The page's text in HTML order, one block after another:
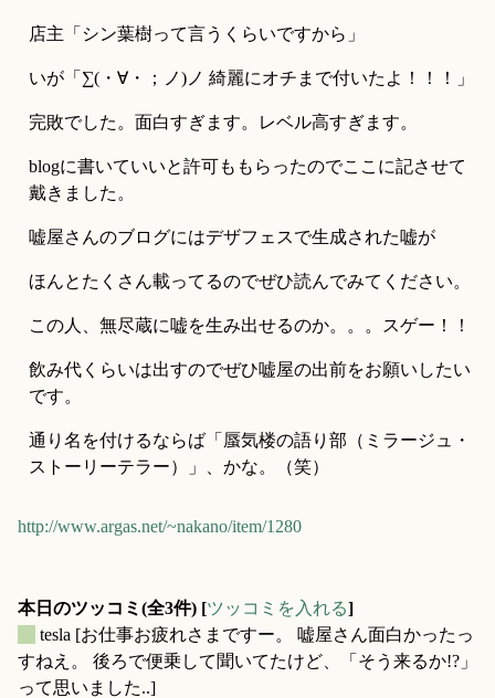
店主「シン葉樹って言うくらいですから」
いが「∑(・∀・；ノ)ノ 綺麗にオチまで付いたよ！！！」
完敗でした。面白すぎます。レベル高すぎます。
blogに書いていいと許可ももらったのでここに記させて
戴きました。
嘘屋さんのブログにはデザフェスで生成された嘘が
ほんとたくさん載ってるのでぜひ読んでみてください。
この人、無尽蔵に嘘を生み出せるのか。。。スゲー！！
飲み代くらいは出すのでぜひ嘘屋の出前をお願いしたい
です。
通り名を付けるならば「蜃気楼の語り部（ミラージュ・
ストーリーテラー）」、かな。（笑）
http://www.argas.net/~nakano/item/1280
本日のツッコミ(全3件) [ツッコミを入れる]
tesla [お仕事お疲れさまですー。 嘘屋さん面白かったっ
すねえ。 後ろで便乗して聞いてたけど、「そう来るか!?」
って思いました..]